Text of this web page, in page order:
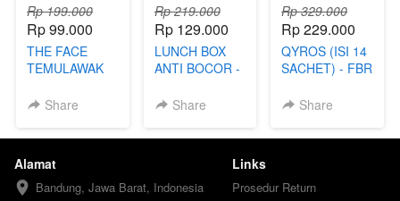
Rp 199.000
Rp 99.000
THE FACE
TEMULAWAK
Share
Rp 219.000
Rp 129.000
LUNCH BOX
ANTI BOCOR -
Share
Rp 329.000
Rp 229.000
QYROS (ISI 14
SACHET) - FBR
Share
Alamat
Bandung, Jawa Barat, Indonesia
Links
Prosedur Return